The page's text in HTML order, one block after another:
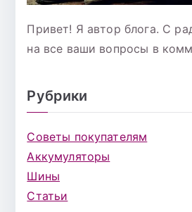
Привет! Я автор блога. С
на все ваши вопросы в
Рубрики
Советы покупателям
Аккумуляторы
Шины
Статьи